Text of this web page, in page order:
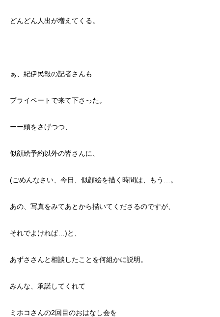
どんどん人出が増えてくる。
ぁ、紀伊民報の記者さんも
プライベートで来て下さった。
ーー頭をさげつつ、
似顔絵予約以外の皆さんに、
(ごめんなさい、今日、似顔絵を描く時間は、もう…。
あの、写真をみてあとから描いてくださるのですが、
それでよければ…)と、
あずささんと相談したことを何組かに説明。
みんな、承諾してくれて
ミホコさんの2回目のおはなし会を